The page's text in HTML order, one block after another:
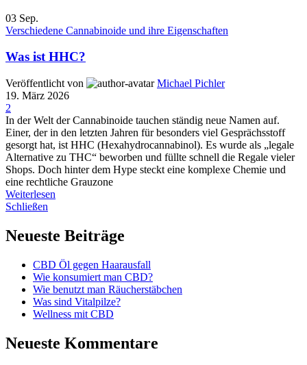
03 Sep.
Verschiedene Cannabinoide und ihre Eigenschaften
Was ist HHC?
Veröffentlicht von
Michael Pichler
19. März 2026
2
In der Welt der Cannabinoide tauchen ständig neue Namen auf.
Einer, der in den letzten Jahren für besonders viel Gesprächsstoff
gesorgt hat, ist HHC (Hexahydrocannabinol). Es wurde als „legale
Alternative zu THC“ beworben und füllte schnell die Regale vieler
Shops. Doch hinter dem Hype steckt eine komplexe Chemie und
eine rechtliche Grauzone
Weiterlesen
Schließen
Neueste Beiträge
CBD Öl gegen Haarausfall
Wie konsumiert man CBD?
Wie benutzt man Räucherstäbchen
Was sind Vitalpilze?
Wellness mit CBD
Neueste Kommentare